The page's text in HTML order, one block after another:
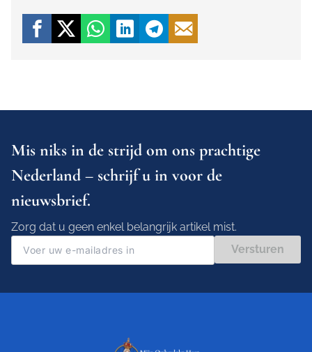
Mis niks in de strijd om ons prachtige
Nederland – schrijf u in voor de
nieuwsbrief.
Zorg dat u geen enkel belangrijk artikel mist.
Versturen